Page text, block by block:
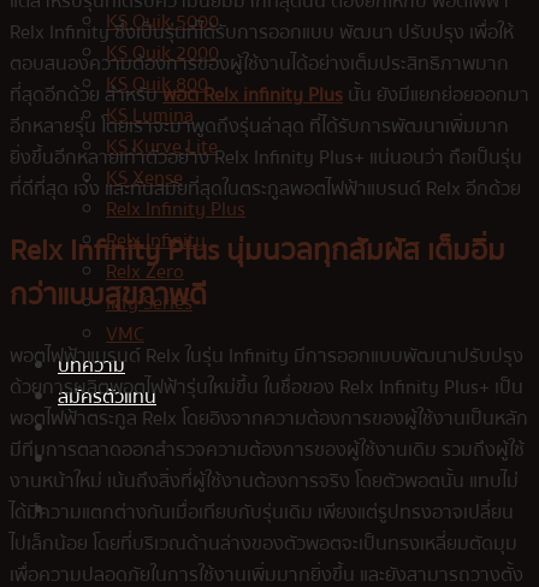
KS Quik 5000
KS Quik 2000
KS Quik 800
KS Lumina
KS Kurve Lite
KS Xense
Relx Infinity Plus
Relx Infinity
Relx Zero
Infy Series
VMC
บทความ
สมัครตัวแทน
Relx Infinity ซึ่งเป็นรุ่นที่ได้รับการออกแบบ พัฒนา ปรับปรุง เพื่อให้
ตอบสนองความต้องการของผู้ใช้งานได้อย่างเต็มประสิทธิภาพมาก
ที่สุดอีกด้วย สำหรับพอต Relx infinityPlusนั้น ยังมีแยกย่อยออกมา
อีกหลายรุ่น โดยเราจะมาพูดถึงรุ่นล่าสุด ที่ได้รับการพัฒนาเพิ่มมาก
ยิ่งขึ้นอีกหลายเท่าตัวอย่าง Relx Infinity Plus+ แน่นอนว่า ถือเป็นรุ่น
ที่ดีที่สุด เจ๋ง และทันสมัยที่สุดในตระกูลพอตไฟฟ้าแบรนด์ Relx อีกด้วย
Relx Infinity Plus นุ่มนวลทุกสัมผัส เต็มอิ่ม
กว่าแบบสุขภาพดี
พอตไฟฟ้าแบรนด์ Relx ในรุ่น Infinity มีการออกแบบพัฒนาปรับปรุง
ด้วยการผลิตพอตไฟฟ้ารุ่นใหม่ขึ้น ในชื่อของ Relx Infinity Plus+ เป็น
พอตไฟฟ้าตระกูล Relx โดยอิงจากความต้องการของผู้ใช้งานเป็นหลัก
มีทีมการตลาดออกสำรวจความต้องการของผู้ใช้งานเดิม รวมถึงผู้ใช้
งานหน้าใหม่ เน้นถึงสิ่งที่ผู้ใช้งานต้องการจริง โดยตัวพอตนั้น แทบไม่
ได้มีความแตกต่างกันเมื่อเทียบกับรุ่นเดิม เพียงแต่รูปทรงอาจเปลี่ยน
ไปเล็กน้อย โดยที่บริเวณด้านล่างของตัวพอตจะเป็นทรงเหลี่ยมตัดมุม
เพื่อความปลอดภัยในการใช้งานเพิ่มมากยิ่งขึ้น และยังสามารถวางตั้ง